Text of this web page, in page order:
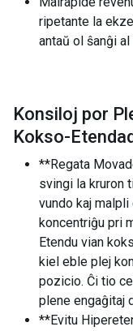
ripetante la
antaŭ ol ŝanĝi al
Konsiloj por
Kokso-
**Regata
svingi la kruron
vundo kaj
koncentriĝu pri
Etendu vian
kiel eble plej
pozicio. Ĉi tio
plene engaĝitaj
**Evitu